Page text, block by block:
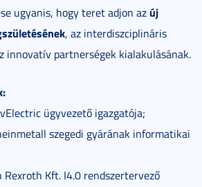
ugyanis, hogy teret adjon azúj
, az interdiszciplináris
innovatív partnerségek kialakulásának.
ügyvezető igazgatója;
szegedi gyárának informatikai
Rexroth Kft. I4.0 rendszertervező